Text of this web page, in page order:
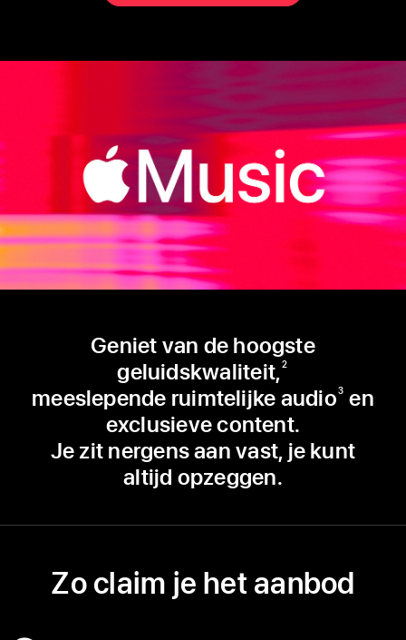
Geniet van de hoogste
geluidskwaliteit, 2
meeslepende ruimtelijke audio3 en
exclusieve content.
Je zit nergens aan vast, je kunt
altijd opzeggen.
Zo claim je het aanbod